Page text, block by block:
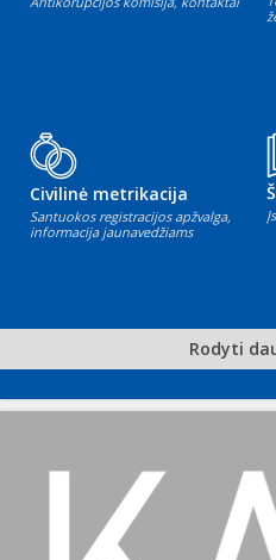
Civilinė metrikacija
Santuokos registracijos apžvalga,
informacija jaunavedžiams
Rodyti